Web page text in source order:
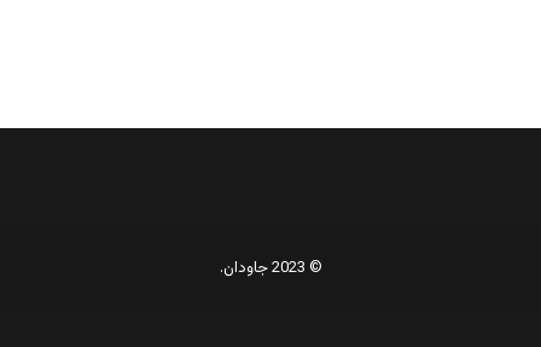
© 2023 جاودان.